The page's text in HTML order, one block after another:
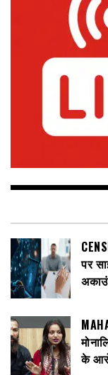
पर
के